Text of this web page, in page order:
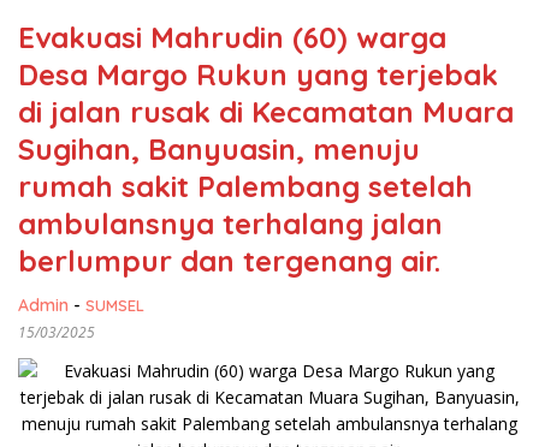
Evakuasi Mahrudin (60) warga
Desa Margo Rukun yang terjebak
di jalan rusak di Kecamatan Muara
Sugihan, Banyuasin, menuju
rumah sakit Palembang setelah
ambulansnya terhalang jalan
berlumpur dan tergenang air.
Admin - SUMSEL
15/03/2025